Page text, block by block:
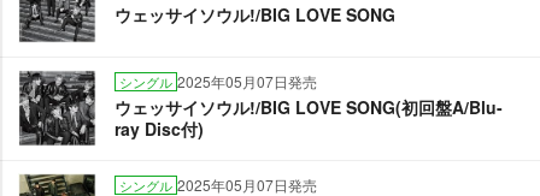
ウェッサイソウル!/BIG LOVE SONG
シングル 2025年05月07日発売
ウェッサイソウル!/BIG LOVE SONG(初回盤A/Blu-
ray Disc付)
シングル 2025年05月07日発売